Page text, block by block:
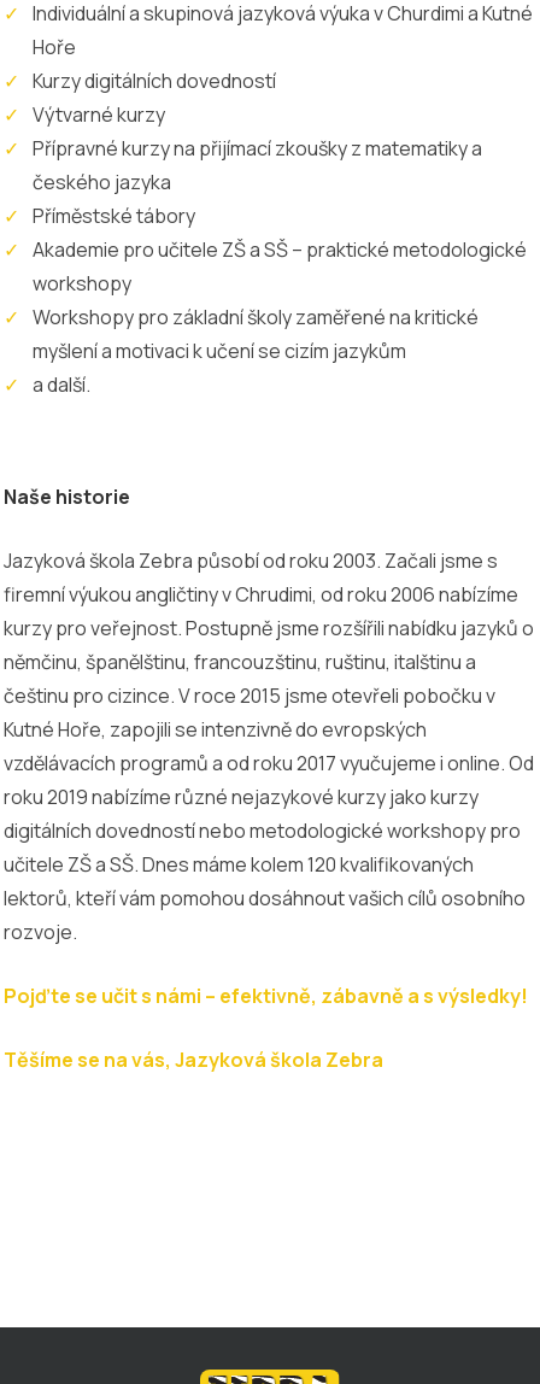
Individuální a skupinová jazyková výuka v Churdimi a Kutné
Hoře
Kurzy digitálních dovedností
Výtvarné kurzy
Přípravné kurzy na přijímací zkoušky z matematiky a
českého jazyka
Příměstské tábory
Akademie pro učitele ZŠ a SŠ – praktické metodologické
workshopy
Workshopy pro základní školy zaměřené na kritické
myšlení a motivaci k učení se cizím jazykům
a další.
Naše historie
Jazyková škola Zebra působí od roku 2003. Začali jsme s
firemní výukou angličtiny v Chrudimi, od roku 2006 nabízíme
kurzy pro veřejnost. Postupně jsme rozšířili nabídku jazyků o
němčinu, španělštinu, francouzštinu, ruštinu, italštinu a
češtinu pro cizince. V roce 2015 jsme otevřeli pobočku v
Kutné Hoře, zapojili se intenzivně do evropských
vzdělávacích programů a od roku 2017 vyučujeme i online. Od
roku 2019 nabízíme různé nejazykové kurzy jako kurzy
digitálních dovedností nebo metodologické workshopy pro
učitele ZŠ a SŠ. Dnes máme kolem 120 kvalifikovaných
lektorů, kteří vám pomohou dosáhnout vašich cílů osobního
rozvoje.
Pojďte se učit s námi – efektivně, zábavně a s výsledky!
Těšíme se na vás, Jazyková škola Zebra